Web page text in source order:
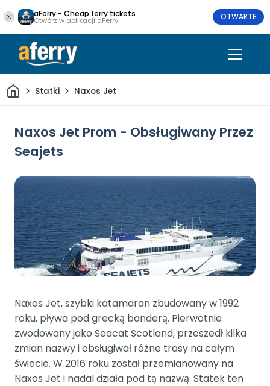
aFerry - Cheap ferry tickets
Otwórz w aplikacji aFerry OTWARTE
DomStatki Naxos Jet
Naxos Jet Prom - Obsługiwany Przez
Seajets
Naxos Jet, szybki katamaran zbudowany w 1992
roku, pływa pod grecką banderą. Pierwotnie
zwodowany jako Seacat Scotland, przeszedł kilka
zmian nazwy i obsługiwał różne trasy na całym
świecie. W 2016 roku został przemianowany na
Naxos Jet i nadal działa pod tą nazwą. Statek ten